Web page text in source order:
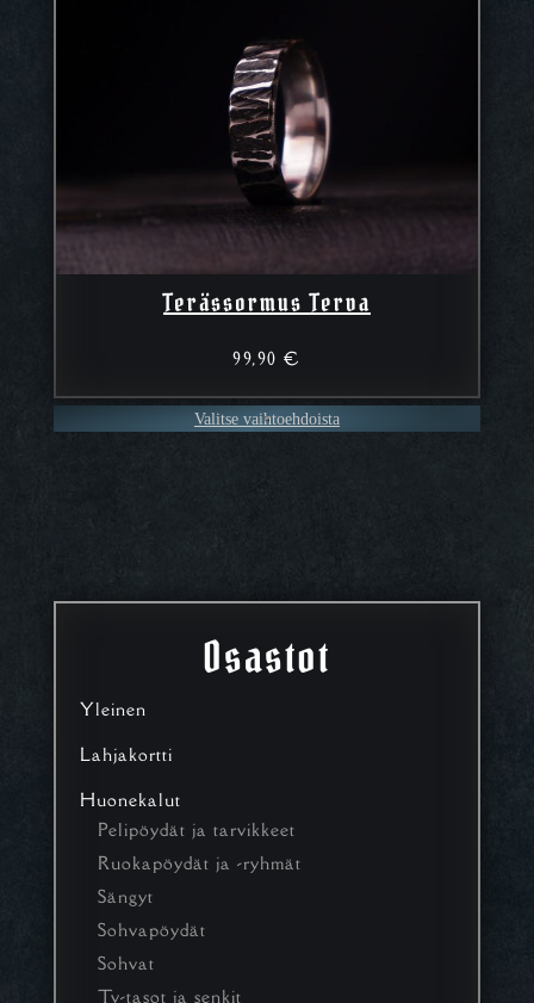
Osastot
Yleinen
Lahjakortti
Huonekalut
Pelipöydät ja tarvikkeet
Ruokapöydät ja -ryhmät
Sängyt
Sohvapöydät
Sohvat
Tv-tasot ja senkit
Terässormus Terva
99,90€
Valitse vaihtoehdoista